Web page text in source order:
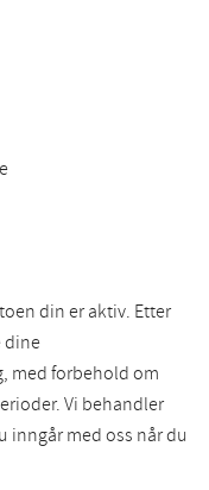
din er aktiv. Etter
dine
med forbehold om
Vi behandler
inngår med oss når du